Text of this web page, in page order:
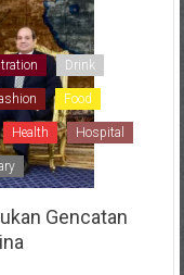
Drink
Food
Health Hospital
Gencatan